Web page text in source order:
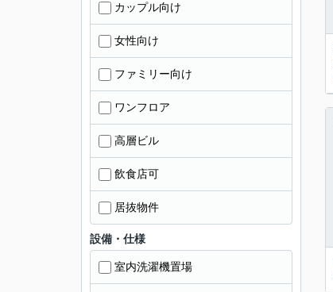
カップル向け
女性向け
ファミリー向け
ワンフロア
高層ビル
飲食店可
居抜物件
設備・仕様
室内洗濯機置場